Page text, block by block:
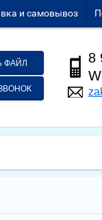
и самовывоз
ФАЙЛ
8